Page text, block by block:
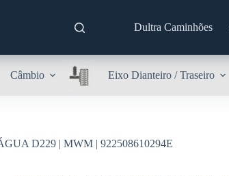
Dultra Caminhões
Câmbio Eixo Dianteiro / Traseiro
D229 | MWM | 922508610294E